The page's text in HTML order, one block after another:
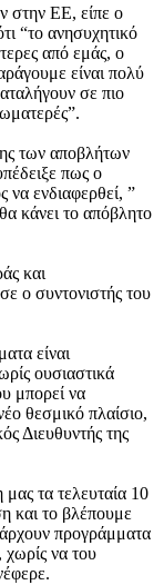
στην ΕΕ, είπε ο
“το ανησυχητικό
από εμάς, ο
είναι πολύ
σε πιο
των αποβλήτων
πως ο
να ενδιαφερθεί, ”
κάνει το απόβλητο
και
ο συντονιστής του
είναι
ουσιαστικά
μπορεί να
θεσμικό πλαίσιο,
Διευθυντής της
τα τελευταία 10
και το βλέπουμε
προγράμματα
να του